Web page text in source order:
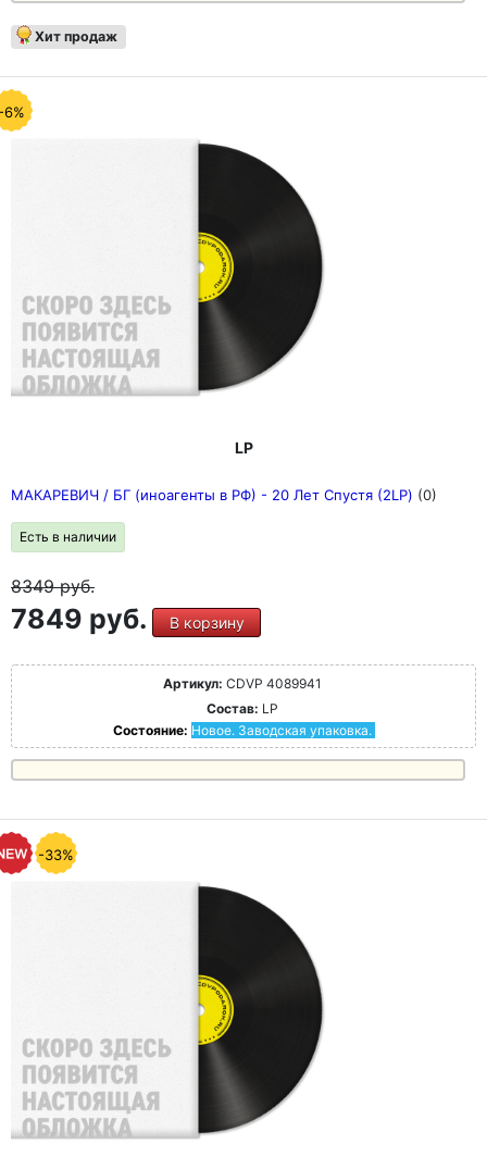
Хит продаж
6%
LP
МАКАРЕВИЧ / БГ (иноагенты в РФ) - 20 Лет Спустя (2LP) (0)
Есть в наличии
8349руб.
7849 руб. В корзину
Артикул: CDVP 4089941
Состав: LP
Состояние: Новое. Заводская упаковка.
-33%